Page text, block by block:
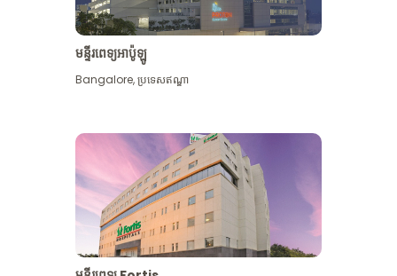
មើល​ច្រើន​ទៀត
មន្ទីរពេទ្យអាប៉ូឡូ
Bangalore,ប្រទេសឥណ្ឌា